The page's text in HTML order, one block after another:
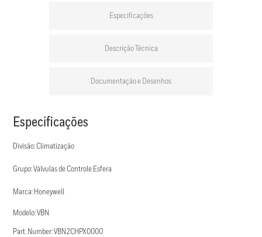
Especificações
Descrição Técnica
Documentação e Desenhos
Especificações
Divisão: Climatização
Grupo: Válvulas de Controle Esfera
Marca: Honeywell
Modelo: VBN
Part. Number: VBN2CHPX0000